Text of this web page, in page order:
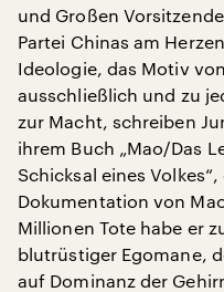
und Großen
Partei Chinas am
Ideologie, das Motiv
ausschließlich und zu
zur Macht, schreiben
ihrem Buch „Mao/Das
Schicksal eines
Dokumentation von
Millionen Tote habe er
blutrüstiger Egomane,
auf Dominanz der